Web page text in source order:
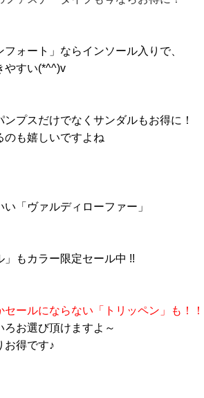
フォート」ならインソール入りで、
やすい(*^^)v
ンプスだけでなくサンダルもお得に！
のも嬉しいですよね
「ヴァルディローファー」
」もカラー限定セール中 !!
ールにならない「トリッペン」も！！
お選び頂けますよ～
お得です♪